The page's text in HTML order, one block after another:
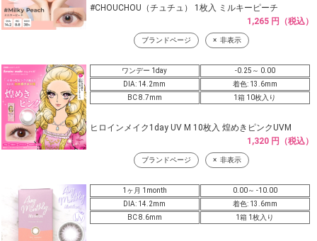
#CHOUCHOU（チュチュ） 1枚入 ミルキーピーチ
1,265 円（税込）
ブランドページ 非表示
ワンデー 1day
-0.25～ 0.00
DIA: 14.2mm
着色: 13.6mm
BC 8.7mm
1箱 10枚入り
ヒロインメイク1day UV M 10枚入 煌めきピンクUVM
1,320 円（税込）
ブランドページ 非表示
1ヶ月 1month
0.00～ -10.00
DIA: 14.2mm
着色: 13.6mm
BC 8.6mm
1箱 1枚入り